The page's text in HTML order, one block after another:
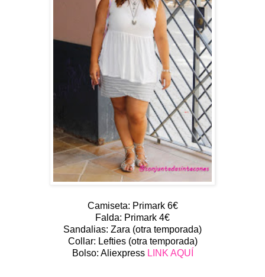
Camiseta: Primark 6€
Falda: Primark 4€
Sandalias: Zara (otra temporada)
Collar: Lefties (otra temporada)
Bolso: Aliexpress LINK AQUÍ